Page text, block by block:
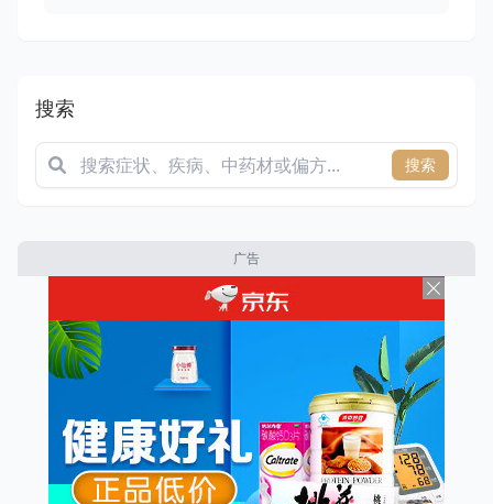
搜索
搜索
广告